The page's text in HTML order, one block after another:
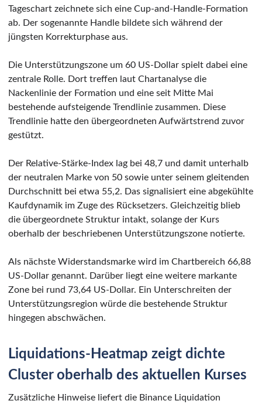
Tageschart zeichnete sich eine Cup-and-Handle-Formation
ab. Der sogenannte Handle bildete sich während der
jüngsten Korrekturphase aus.
Die Unterstützungszone um 60 US-Dollar spielt dabei eine
zentrale Rolle. Dort treffen laut Chartanalyse die
Nackenlinie der Formation und eine seit Mitte Mai
bestehende aufsteigende Trendlinie zusammen. Diese
Trendlinie hatte den übergeordneten Aufwärtstrend zuvor
gestützt.
Der Relative-Stärke-Index lag bei 48,7 und damit unterhalb
der neutralen Marke von 50 sowie unter seinem gleitenden
Durchschnitt bei etwa 55,2. Das signalisiert eine abgekühlte
Kaufdynamik im Zuge des Rücksetzers. Gleichzeitig blieb
die übergeordnete Struktur intakt, solange der Kurs
oberhalb der beschriebenen Unterstützungszone notierte.
Als nächste Widerstandsmarke wird im Chartbereich 66,88
US-Dollar genannt. Darüber liegt eine weitere markante
Zone bei rund 73,64 US-Dollar. Ein Unterschreiten der
Unterstützungsregion würde die bestehende Struktur
hingegen abschwächen.
Liquidations-Heatmap zeigt dichte
Cluster oberhalb des aktuellen Kurses
Zusätzliche Hinweise liefert die Binance Liquidation